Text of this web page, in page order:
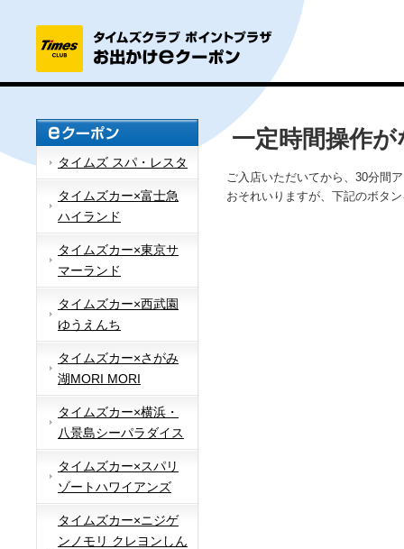
タイムズ スパ・レスタ
タイムズカー×富士急
ハイランド
タイムズカー×東京サ
マーランド
タイムズカー×西武園
ゆうえんち
タイムズカー×さがみ
湖MORI MORI
タイムズカー×横浜・
八景島シーパラダイス
タイムズカー×スパリ
ゾートハワイアンズ
タイムズカー×ニジゲ
ンノモリ クレヨンしん
一定時間操作
ご入店いただいてから、30分間
おそれいりますが、下記のボタ